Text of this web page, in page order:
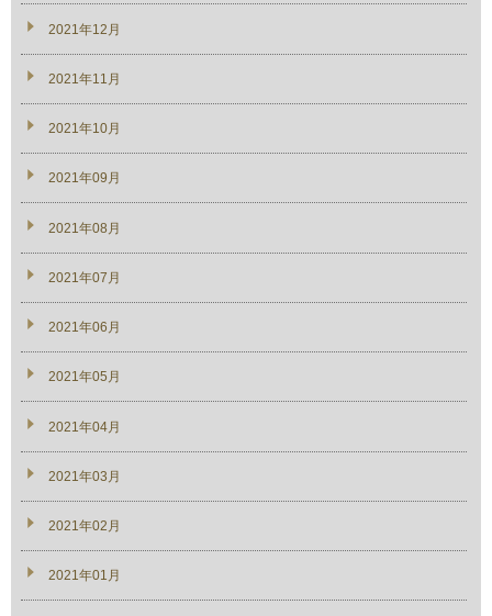
2021年12月
2021年11月
2021年10月
2021年09月
2021年08月
2021年07月
2021年06月
2021年05月
2021年04月
2021年03月
2021年02月
2021年01月